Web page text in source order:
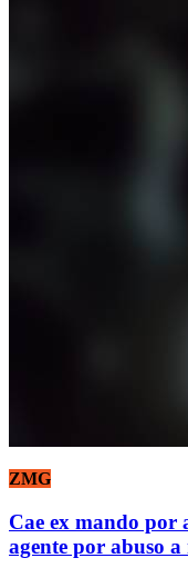
ZMG
Cae ex mando por
agente por abuso a